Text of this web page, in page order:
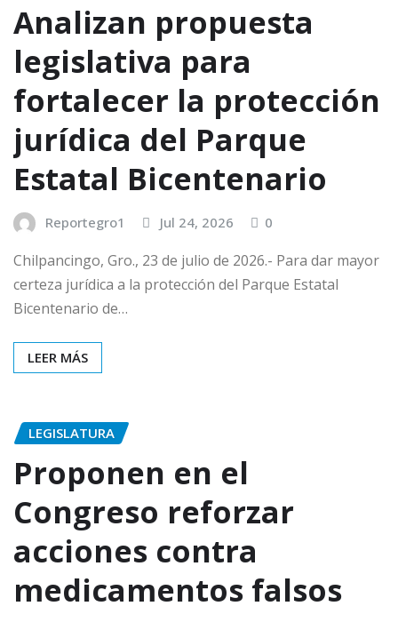
Analizan propuesta
legislativa para
fortalecer la protección
jurídica del Parque
Estatal Bicentenario
Reportegro1 Jul 24, 2026 0
Chilpancingo, Gro., 23 de julio de 2026.- Para dar mayor
certeza jurídica a la protección del Parque Estatal
Bicentenario de…
LEER MÁS
LEGISLATURA
Proponen en el
Congreso reforzar
acciones contra
medicamentos falsos